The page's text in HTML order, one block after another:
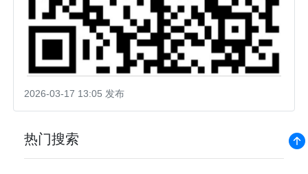
2026-03-17 13:05 发布
热门搜索